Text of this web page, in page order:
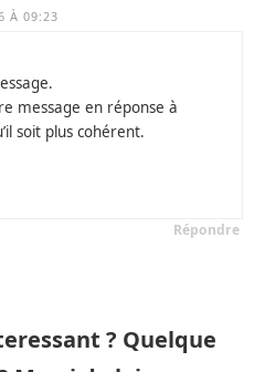
À 09:23
message en réponse à
soit plus cohérent.
Répondre
? Quelque